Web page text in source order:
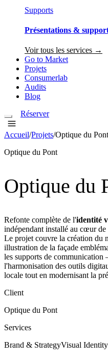
Supports
Présentations &
Voir tous les services →
Go to Market
Projets
Consumerlab
Audits
Blog
Réserver
Accueil/Projets/Optique du Pont
Optique du Pont
Optique du
Refonte complète de l'identité
indépendant installé au cœur de
Le projet couvre la création du
illustration de la façade
les supports de
l'harmonisation des outils
locale tout en modernisant la
Client
Optique du Pont
Services
Brand & StrategyVisual Identity